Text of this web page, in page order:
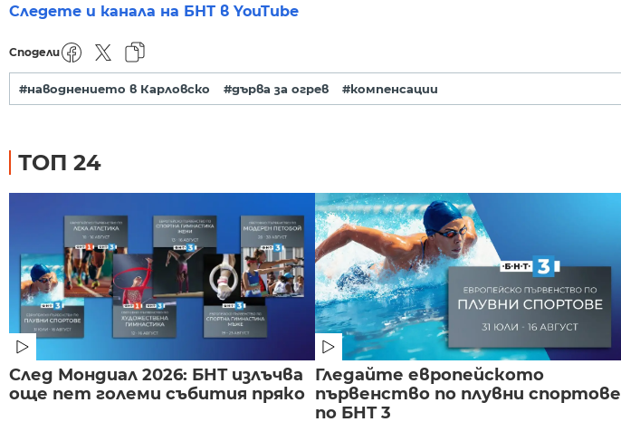
Следете и канала на БНТ в YouTube
Сподели
#наводнението в Карловско #дърва за огрев #компенсации
ТОП 24
След Мондиал 2026: БНТ излъчва
още пет големи събития пряко
Гледайте европейското
първенство по плувни спортове
по БНТ 3